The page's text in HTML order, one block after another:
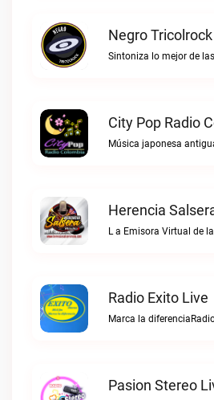
Negro
City Pop Radio
Herencia
Radio Exito Live
Marca la
Pasion Stereo